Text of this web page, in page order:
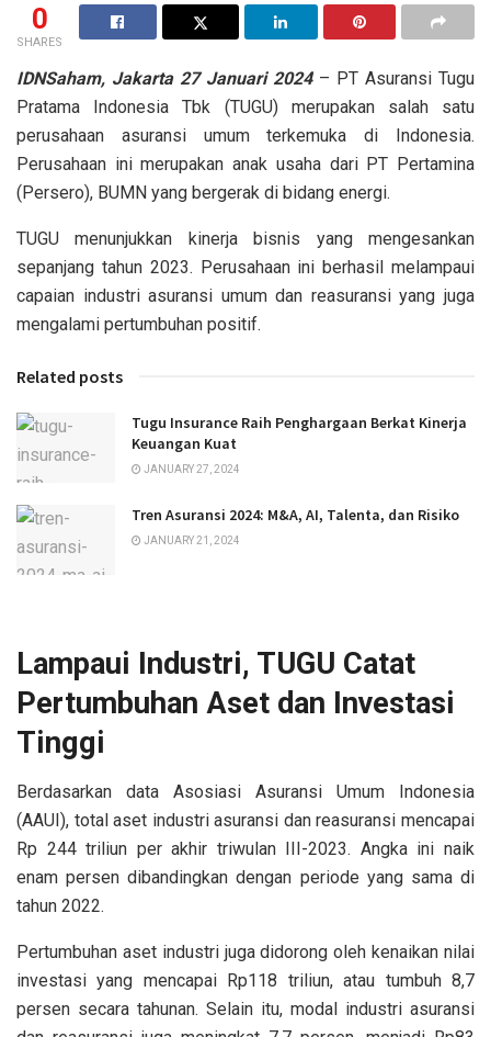
0
SHARES
IDNSaham, Jakarta 27 Januari 2024– PT Asuransi Tugu
Pratama Indonesia Tbk (TUGU) merupakan salah satu
perusahaan asuransi umum terkemuka di Indonesia.
Perusahaan ini merupakan anak usaha dari PT Pertamina
(Persero), BUMN yang bergerak di bidang energi.
TUGU menunjukkan kinerja bisnis yang mengesankan
sepanjang tahun 2023. Perusahaan ini berhasil melampaui
capaian industri asuransi umum dan reasuransi yang juga
mengalami pertumbuhan positif.
Related posts
Tugu Insurance Raih Penghargaan Berkat Kinerja
Keuangan Kuat
JANUARY 27, 2024
Tren Asuransi 2024: M&A, AI, Talenta, dan Risiko
JANUARY 21, 2024
Lampaui Industri, TUGU Catat
Pertumbuhan Aset dan Investasi
Tinggi
Berdasarkan data Asosiasi Asuransi Umum Indonesia
(AAUI), total aset industri asuransi dan reasuransi mencapai
Rp 244 triliun per akhir triwulan III-2023. Angka ini naik
enam persen dibandingkan dengan periode yang sama di
tahun 2022.
Pertumbuhan aset industri juga didorong oleh kenaikan nilai
investasi yang mencapai Rp118 triliun, atau tumbuh 8,7
persen secara tahunan. Selain itu, modal industri asuransi